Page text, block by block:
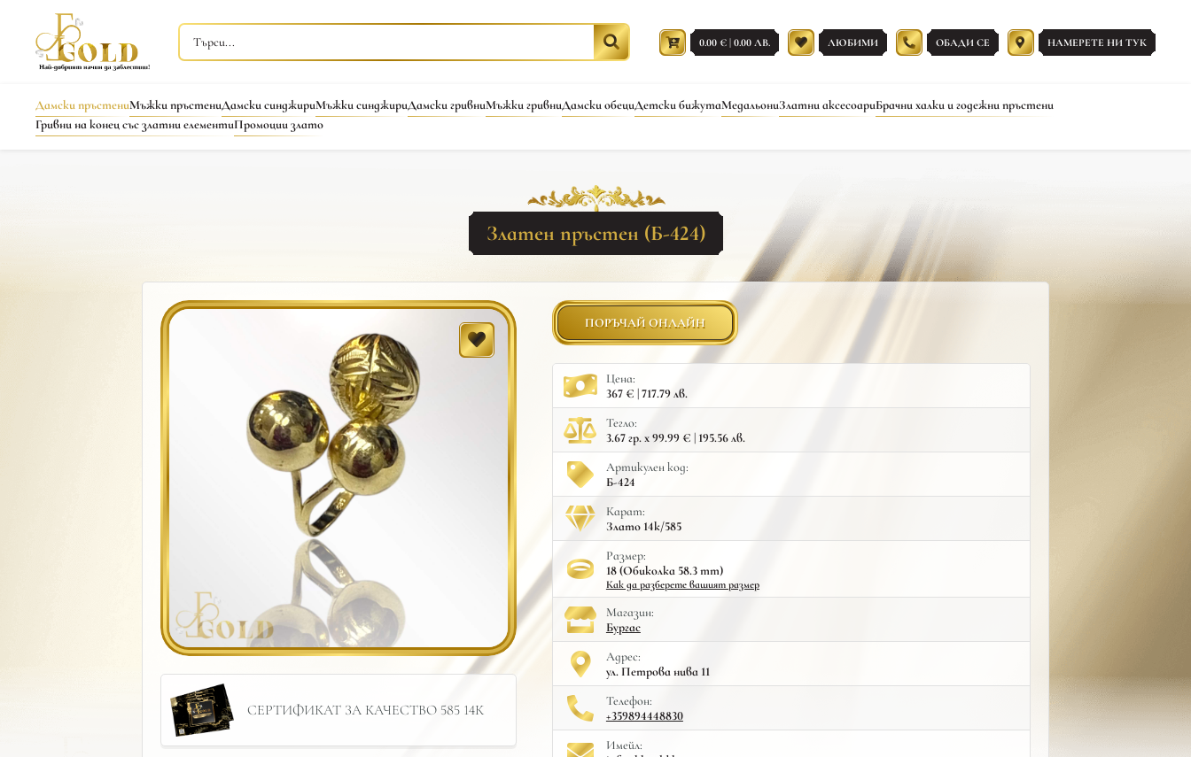
0.00 € | 0.00 ЛВ. ЛЮБИМИ ОБАДИ СЕ НАМЕРЕТЕ НИ ТУК
Дамски пръстениМъжки пръстениДамски синджириМъжки синджириДамски гривниМъжки гривниДамски обециДетски бижутаМедальониЗлатни аксесоариБрачни халки и годежни пръстени
Гривни на конец със златни елементиПромоции злато
Златен пръстен (Б-424)
СЕРТИФИКАТ ЗА КАЧЕСТВО 585 14К
ПОРЪЧАЙ ОНЛАЙН
Цена:
367 € | 717.79 лв.
Тегло:
3.67 гр. x 99.99 € | 195.56 лв.
Артикулен код:
Б-424
Карат:
Злато 14к/585
Размер:
18 (Обиколка 58.3 mm)
Как да разберете вашият размер
Mагазин:
Бургас
Адрес:
ул. Петрова нива 11
Телефон:
+359894448830
Имейл: